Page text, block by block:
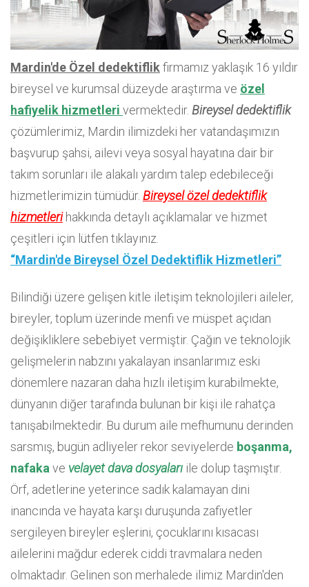
Mardin'de Özel dedektiflikfirmamız yaklaşık 16 yıldır
bireysel ve kurumsal düzeyde araştırma ve özel
hafiyelik hizmetleri vermektedir. Bireysel dedektiflik
çözümlerimiz, Mardin ilimizdeki her vatandaşımızın
başvurup şahsi, ailevi veya sosyal hayatına dair bir
takım sorunları ile alakalı yardım talep edebileceği
hizmetlerimizin tümüdür. Bireysel özel dedektiflik
hizmetlerihakkında detaylı açıklamalar ve hizmet
çeşitleri için lütfen tıklayınız.
“Mardin'de Bireysel Özel Dedektiflik Hizmetleri”
Bilindiği üzere gelişen kitle iletişim teknolojileri aileler,
bireyler, toplum üzerinde menfi ve müspet açıdan
değişikliklere sebebiyet vermiştir. Çağın ve teknolojik
gelişmelerin nabzını yakalayan insanlarımız eski
dönemlere nazaran daha hızlı iletişim kurabilmekte,
dünyanın diğer tarafında bulunan bir kişi ile rahatça
tanışabilmektedir. Bu durum aile mefhumunu derinden
sarsmış, bugün adliyeler rekor seviyelerde boşanma,
nafaka ve velayet dava dosyaları ile dolup taşmıştır.
Örf, adetlerine yeterince sadık kalamayan dini
inancında ve hayata karşı duruşunda zafiyetler
sergileyen bireyler eşlerini, çocuklarını kısacası
ailelerini mağdur ederek ciddi travmalara neden
olmaktadır. Gelinen son merhalede ilimiz Mardin'den